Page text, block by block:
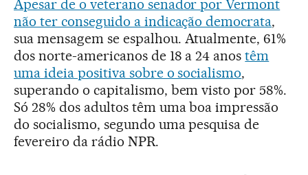
Apesar de o veterano senador por Vermont
não ter conseguido a indicação democrata,
sua mensagem se espalhou. Atualmente, 61%
dos norte-americanos de 18 a 24 anostêm
uma ideia positiva sobre o socialismo,
superando o capitalismo, bem visto por 58%.
Só 28% dos adultos têm uma boa impressão
do socialismo, segundo uma pesquisa de
fevereiro da rádio NPR.